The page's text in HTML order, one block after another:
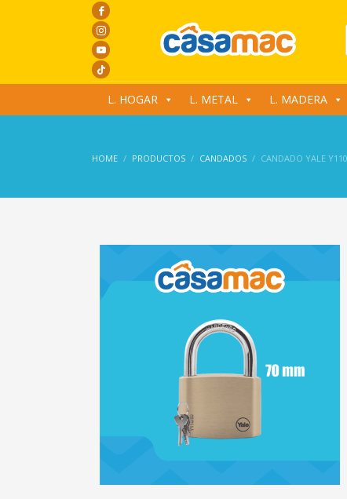
L. HOGAR L. METAL L. MADERA
HOME PRODUCTOS CANDADOS CANDADO YALE